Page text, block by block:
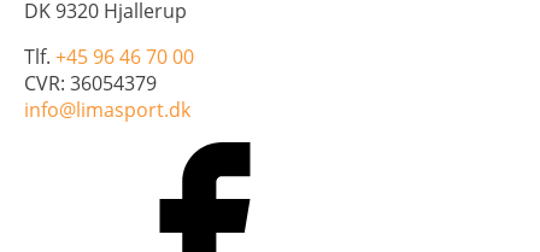
DK 9320 Hjallerup
Tlf. +45 96 46 70 00
CVR: 36054379
info@limasport.dk